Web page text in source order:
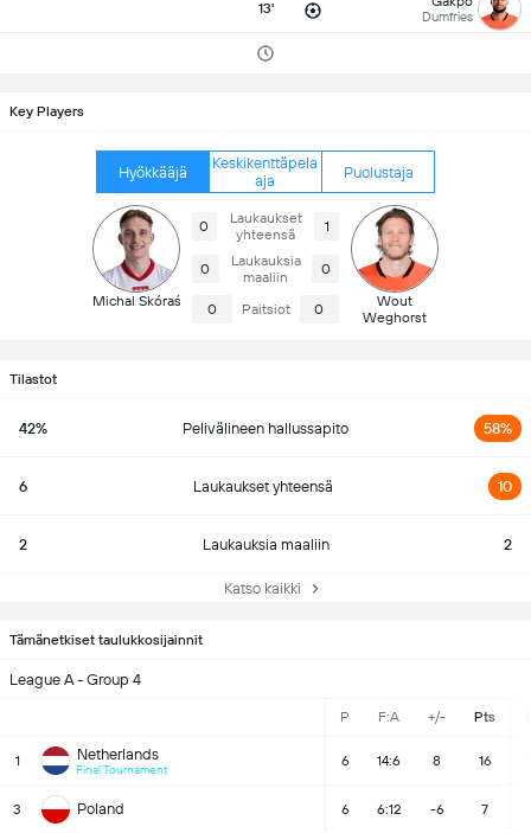
13' Dumfries
Key Players
Hyökkääjä
Keskikenttäpela
aja
Puolustaja
Michal Skóraś
0
Laukaukset
yhteensä
1
0
Laukauksia
maaliin
0
0 Paitsiot 0
Wout
Weghorst
Tilastot
42% Pelivälineen hallussapito 58%
6 Laukaukset yhteensä 10
2 Laukauksia maaliin 2
Katso kaikki
Tämänetkiset taulukkosijainnit
League A - Group 4
P F:A +/- Pts
1 Netherlands
Final Tournament
6 14:6 8 16
3 Poland 6 6:12 -6 7